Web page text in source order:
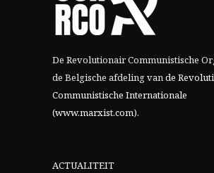
De Revolutionair Communistische
de Belgische afdeling vande
Communistische Internationale
(www.marxist.com).
ACTUALITEIT